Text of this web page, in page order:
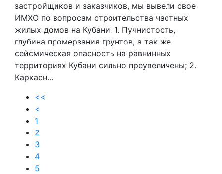
застройщиков и заказчиков, мы вывели свое
ИМХО по вопросам строительства частных
жилых домов на Кубани: 1. Пучнистость,
глубина промерзания грунтов, а так же
сейсмическая опасность на равнинных
территориях Кубани сильно преувеличены; 2.
Каркасн...
<<
<
1
2
3
4
5